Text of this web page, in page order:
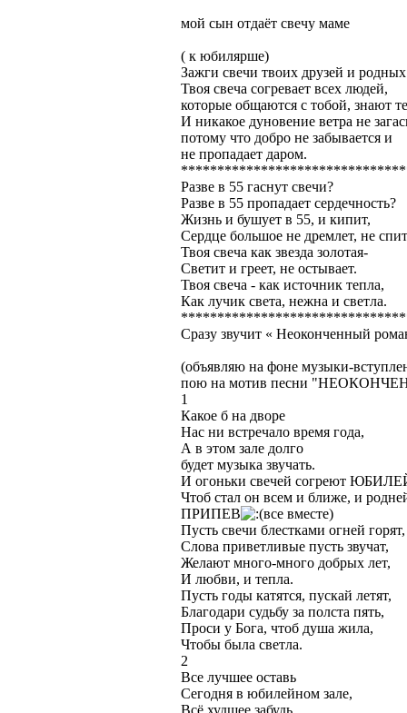
мой сын отдаёт свечу маме
( к юбилярше)
Зажги свечи твоих друзей и
Твоя свеча согревает всех людей,
которые общаются с тобой, знают
И никакое дуновение ветра не
потому что добро не забывается и
не пропадает даром.
Разве в 55 гаснут свечи?
Разве в 55 пропадает сердечность?
Жизнь и бушует в 55, и кипит,
Сердце большое не дремлет, не
Твоя свеча как звезда золотая-
Светит и греет, не остывает.
Твоя свеча - как источник тепла,
Как лучик света, нежна и светла.
Сразу звучит « Неоконченный
(объявляю на фоне музыки-
пою на мотив песни
1
Какое б на дворе
Нас ни встречало время года,
А в этом зале долго
будет музыка звучать.
И огоньки свечей согреют
Чтоб стал он всем и ближе, и
ПРИПЕВ
все вместе)
Пусть свечи блестками огней горят,
Слова приветливые пусть звучат,
Желают много-много добрых лет,
И любви, и тепла.
Пусть годы катятся, пускай летят,
Благодари судьбу за полста пять,
Проси у Бога, чтоб душа жила,
Чтобы была светла.
2
Все лучшее оставь
Сегодня в юбилейном зале,